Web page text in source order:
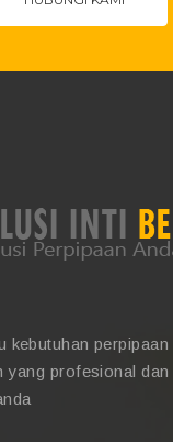
kebutuhan
yang profesional dan